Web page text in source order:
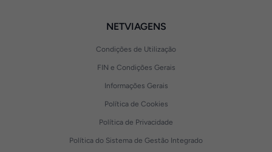
NETVIAGENS
Condições de Utilização
FIN e Condições Gerais
Informações Gerais
Política de Cookies
Política de Privacidade
Política do Sistema de Gestão Integrado